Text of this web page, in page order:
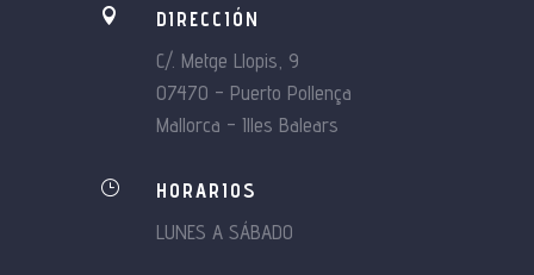

DIRECCIÓN
C/. Metge Llopis, 9
07470 – Puerto Pollença
Mallorca – Illes Balears
}
HORARIOS
LUNES A SÁBADO